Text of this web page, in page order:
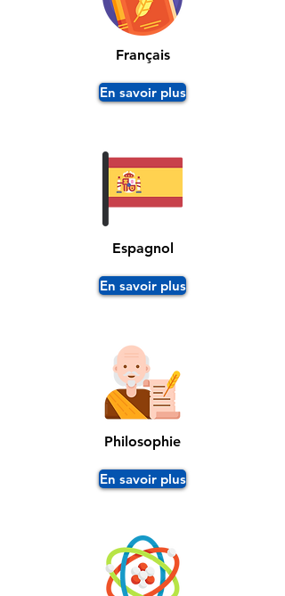
Français
En savoir plus
Espagnol
En savoir plus
Philosophie
En savoir plus